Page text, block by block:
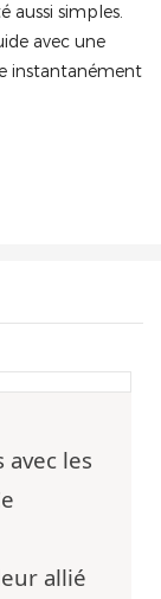
aussi simples.
avec une
instantanément
avec les
allié